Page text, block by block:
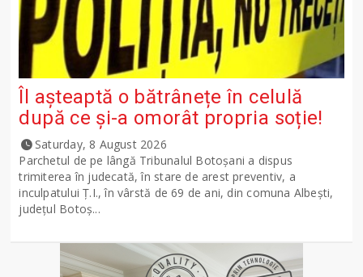
Îl așteaptă o bătrânețe în celulă
după ce și-a omorât propria soție!
Saturday, 8 August 2026
Parchetul de pe lângă Tribunalul Botoşani a dispus
trimiterea în judecată, în stare de arest preventiv, a
inculpatului Ț.I., în vârstă de 69 de ani, din comuna Albești,
județul Botoș...